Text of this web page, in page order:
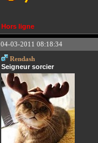
Hors ligne
04-03-2011 08:18:34
Rendash
Seigneur sorcier